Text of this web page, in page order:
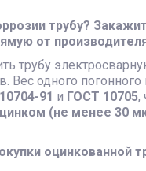
трубу?
от
трубу
одного погонного
91 и ГОСТ 10705,
(не менее 30
оцинкованной